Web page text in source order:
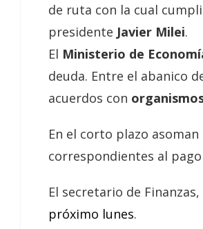
de ruta con la cual
presidente Javier Milei.
El Ministerio de
deuda. Entre el abanico
acuerdos con
En el corto plazo asoman
correspondientes al
El secretario de Finanzas,
próximo lunes.